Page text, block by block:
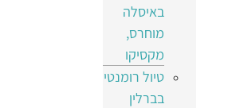
באיסלה
מוחרס,
מקסיקו
טיול רומנטי
בברלין